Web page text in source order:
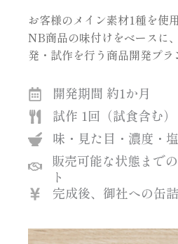
お客様のメイン素材1種を使
NB商品の味付けをベースに
発・試作を行う商品開発プラ
開発期間 約1か月
試作 1回（試食含む）
味・見た目・濃度・
販売可能な状態まで
ト
完成後、御社への缶